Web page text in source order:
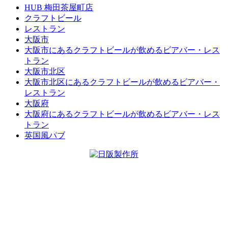
HUB 梅田茶屋町店
クラフトビール
レストラン
大阪市
大阪市にあるクラフトビールが飲めるビアバー・レス
トラン
大阪市北区
大阪市北区にあるクラフトビールが飲めるビアバー・
レストラン
大阪府
大阪府にあるクラフトビールが飲めるビアバー・レス
トラン
英国風パブ